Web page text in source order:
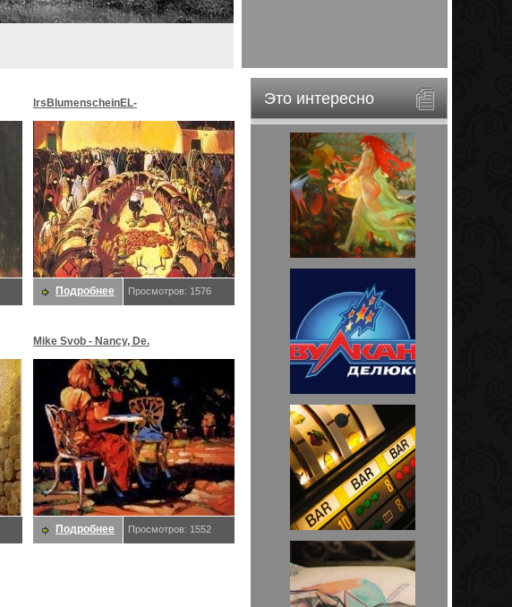
Это интересно
lrsBlumenscheinEL-
MoonMorningstar&EveStar.
Blumenschein,
Подробнее Просмотров: 1576
Mike Svob - Nancy, De.
Подробнее Просмотров: 1552